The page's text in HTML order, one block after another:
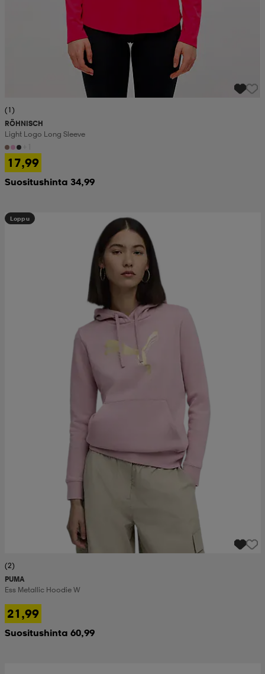
(1)
RÖHNISCH
Light Logo Long Sleeve
17,99
Suositushinta 34,99
Loppu
(2)
PUMA
Ess Metallic Hoodie W
21,99
Suositushinta 60,99